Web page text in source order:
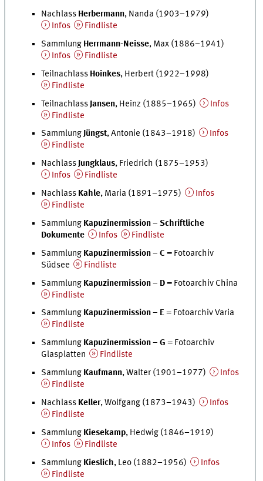
Nachlass Herbermann, Nanda (1903–1979)
Infos
Findliste
Sammlung Herrmann-Neisse, Max (1886–1941)
Infos
Findliste
Teilnachlass Hoinkes, Herbert (1922–1998)
Findliste
Teilnachlass Jansen, Heinz (1885–1965)
Infos
Findliste
SammlungJüngst, Antonie (1843–1918)
Infos
Findliste
NachlassJungklaus, Friedrich (1875–1953)
Infos
Findliste
Nachlass Kahle, Maria (1891–1975)
Infos
Findliste
Sammlung Kapuzinermission –Schriftliche
Dokumente
Infos
Findliste
Sammlung Kapuzinermission –C = Fotoarchiv
Südsee
Findliste
Sammlung Kapuzinermission – D= Fotoarchiv China
Findliste
Sammlung Kapuzinermission – E= Fotoarchiv Varia
Findliste
Sammlung Kapuzinermission –G = Fotoarchiv
Glasplatten
Findliste
Sammlung Kaufmann, Walter (1901–1977)
Infos
Findliste
Nachlass Keller, Wolfgang (1873–1943)
Infos
Findliste
Sammlung Kiesekamp, Hedwig (1846–1919)
Infos
Findliste
Sammlung Kieslich, Leo (1882–1956)
Infos
Findliste